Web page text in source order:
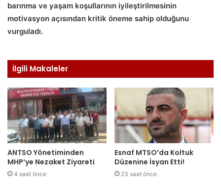
barınma ve yaşam koşullarının iyileştirilmesinin
motivasyon açısından kritik öneme sahip olduğunu
vurguladı.
İlgili Makaleler
ANTSO Yönetiminden
MHP’ye Nezaket Ziyareti
4 saat önce
Esnaf MTSO’da Koltuk
Düzenine İsyan Etti!
23 saat önce